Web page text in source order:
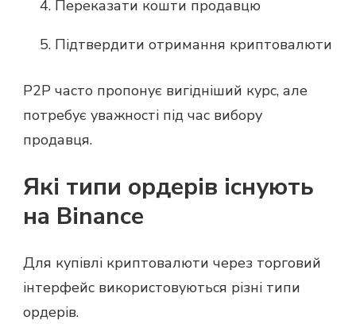
Переказати кошти продавцю
Підтвердити отримання криптовалюти
P2P часто пропонує вигідніший курс, але
потребує уважності під час вибору
продавця.
Які типи ордерів існують
на Binance
Для купівлі криптовалюти через торговий
інтерфейс використовуються різні типи
ордерів.